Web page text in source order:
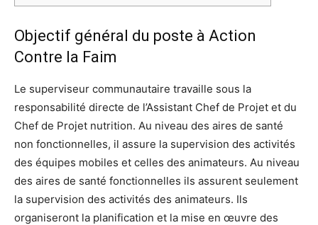
Objectif général du poste à Action
Contre la Faim
Le superviseur communautaire travaille sous la
responsabilité directe de l’Assistant Chef de Projet et du
Chef de Projet nutrition. Au niveau des aires de santé
non fonctionnelles, il assure la supervision des activités
des équipes mobiles et celles des animateurs. Au niveau
des aires de santé fonctionnelles ils assurent seulement
la supervision des activités des animateurs. Ils
organiseront la planification et la mise en œuvre des